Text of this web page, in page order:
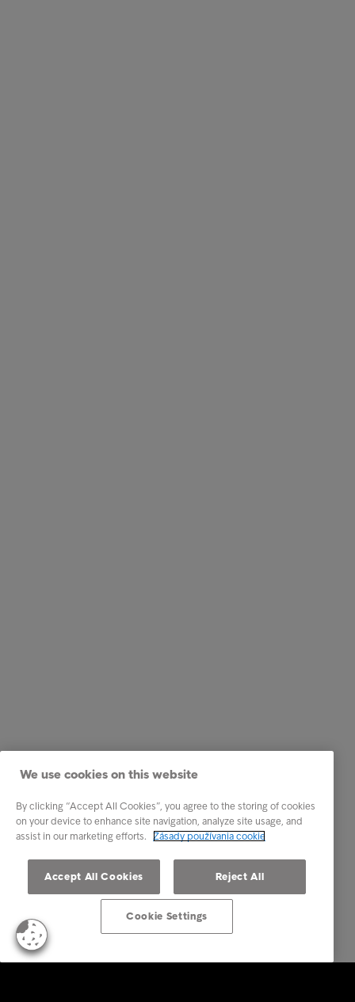
We use cookies on this website
By clicking “Accept All Cookies”, you agree to the storing of cookies
on your device to enhance site navigation, analyze site usage, and
assist in our marketing efforts. Zásady používania cookie
Accept All Cookies Reject All
Cookie Settings